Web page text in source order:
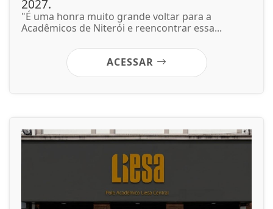
2027.
"É uma honra muito grande voltar para a
Acadêmicos de Niterói e reencontrar essa...
ACESSAR